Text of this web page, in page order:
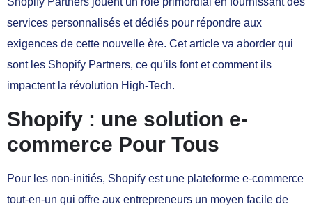
services personnalisés et dédiés pour répondre aux
exigences de cette nouvelle ère. Cet article va aborder qui
sont les Shopify Partners, ce qu’ils font et comment ils
impactent la révolution High-Tech.
Shopify : une solution e-
commerce Pour Tous
Pour les non-initiés, Shopify est une plateforme e-commerce
tout-en-un qui offre aux entrepreneurs un moyen facile de